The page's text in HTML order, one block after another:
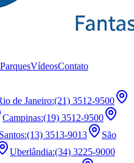
ParquesVídeosContato
de Janeiro:(21) 3512-9500
Campinas:(19) 3512-9500
Santos:(13) 3513-9013
São
Uberlândia:(34) 3225-9000